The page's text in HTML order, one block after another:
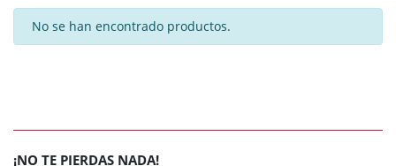
No se han encontrado productos.
¡NO TE PIERDAS NADA!